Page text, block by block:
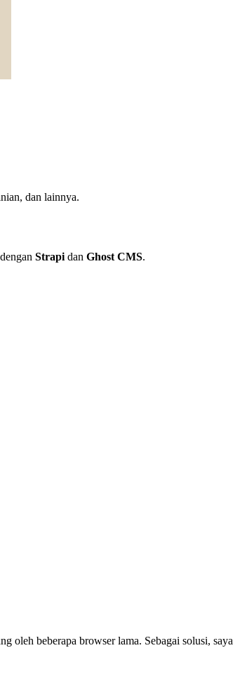
dan lainnya.
Strapi dan Ghost CMS.
oleh beberapa browser lama. Sebagai solusi, saya